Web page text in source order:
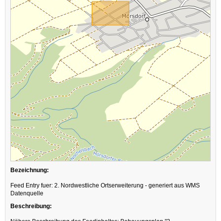
Bezeichnung:
Feed Entry fuer: 2. Nordwestliche Ortserweiterung - generiert aus WMS
Datenquelle
Beschreibung: